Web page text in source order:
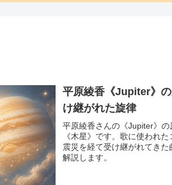
平原綾香《Jupiter》
け継がれた旋律
平原綾香さんの《Jupiter》
《木星》です。歌に使われ
震災を経て受け継がれてき
解説します。